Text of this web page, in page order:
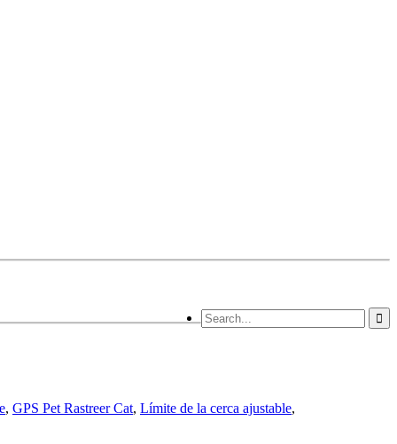
, GPS Pet Rastreer Cat, Límite de la cerca ajustable,